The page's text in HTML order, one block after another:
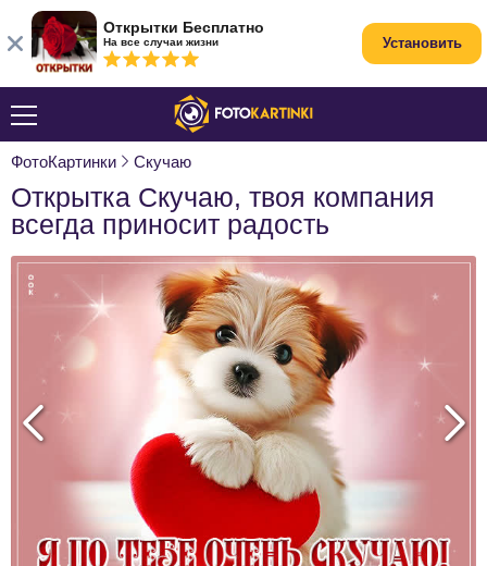
ФотоКартинки Скучаю
Открытка Скучаю, твоя компания
всегда приносит радость
Открытки Бесплатно
На все случаи жизни Установить